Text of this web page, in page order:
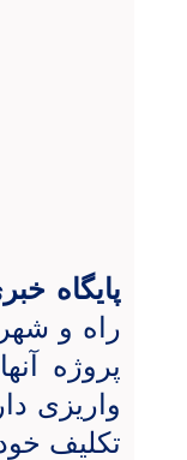
پایگاه
راه و
واریزی
تکلیف